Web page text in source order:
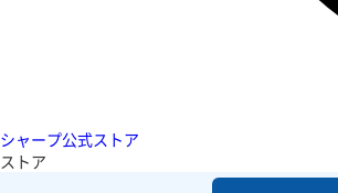
シャープ公式ストア
ストア